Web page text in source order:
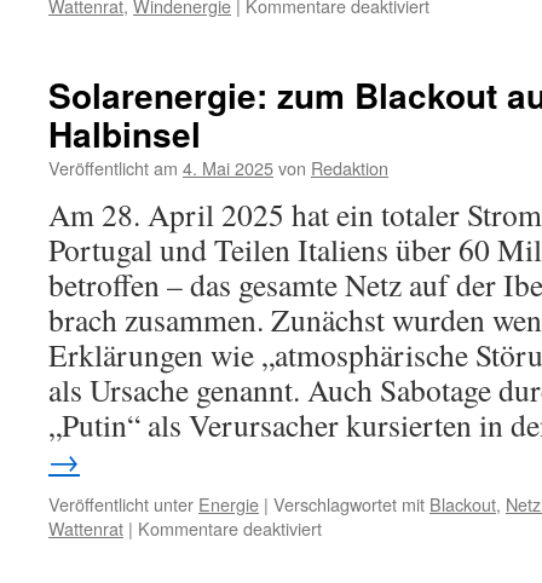
Wattenrat, Windenergie Kommentare deaktiviert
die
Solarenergie: zum Blackout
Halbinsel
Veröffentlicht am 4. Mai 2025von Redaktion
Am 28. April 2025 hat ein totaler
Portugal und Teilen Italiens über 60
betroffen – das gesamte Netz auf der
brach zusammen. Zunächst wurden
Erklärungen wie „atmosphärische
als Ursache genannt. Auch Sabotage
„Putin“ als Verursacher kursierten in
→
Veröffentlicht unter Energie | Verschlagwortet mit Blackout,
Wattenrat | Kommentare deaktiviertfür